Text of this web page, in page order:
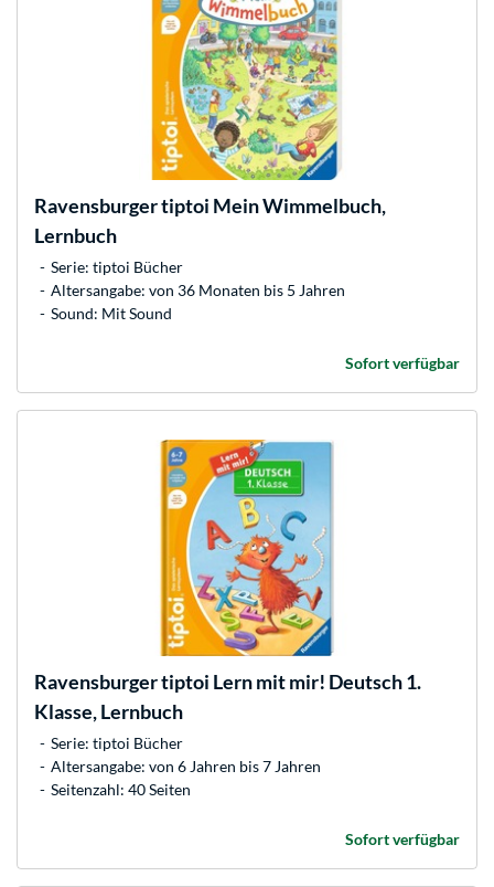
Ravensburgertiptoi Mein Wimmelbuch,
Lernbuch
Serie: tiptoi Bücher
Altersangabe: von 36 Monaten bis 5 Jahren
Sound: Mit Sound
Sofort verfügbar
Ravensburgertiptoi Lern mit mir! Deutsch 1.
Klasse, Lernbuch
Serie: tiptoi Bücher
Altersangabe: von 6 Jahren bis 7 Jahren
Seitenzahl: 40 Seiten
Sofort verfügbar